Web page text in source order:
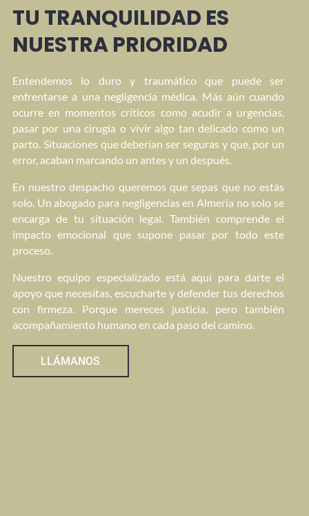
TU TRANQUILIDAD ES
NUESTRA PRIORIDAD
Entendemos lo duro y traumático que puede ser
enfrentarse a una negligencia médica. Más aún cuando
ocurre en momentos críticos como acudir a urgencias,
pasar por una cirugía o vivir algo tan delicado como un
parto. Situaciones que deberían ser seguras y que, por un
error, acaban marcando un antes y un después.
En nuestro despacho queremos que sepas que no estás
solo. Un abogado para negligencias en Almería no solo se
encarga de tu situación legal. También comprende el
impacto emocional que supone pasar por todo este
proceso.
Nuestro equipo especializado está aquí para darte el
apoyo que necesitas, escucharte y defender tus derechos
con firmeza. Porque mereces justicia, pero también
acompañamiento humano en cada paso del camino.
LLÁMANOS